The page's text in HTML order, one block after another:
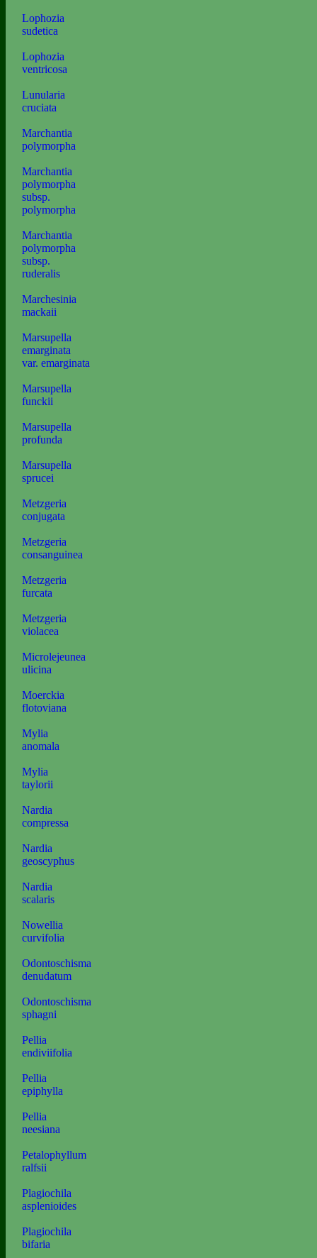
Lophozia
sudetica
Lophozia
ventricosa
Lunularia
cruciata
Marchantia
polymorpha
Marchantia
polymorpha
subsp.
polymorpha
Marchantia
polymorpha
subsp.
ruderalis
Marchesinia
mackaii
Marsupella
emarginata
var. emarginata
Marsupella
funckii
Marsupella
profunda
Marsupella
sprucei
Metzgeria
conjugata
Metzgeria
consanguinea
Metzgeria
furcata
Metzgeria
violacea
Microlejeunea
ulicina
Moerckia
flotoviana
Mylia
anomala
Mylia
taylorii
Nardia
compressa
Nardia
geoscyphus
Nardia
scalaris
Nowellia
curvifolia
Odontoschisma
denudatum
Odontoschisma
sphagni
Pellia
endiviifolia
Pellia
epiphylla
Pellia
neesiana
Petalophyllum
ralfsii
Plagiochila
asplenioides
Plagiochila
bifaria